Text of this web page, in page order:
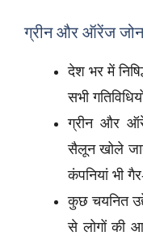
ग्रीन और ऑरेंज
देश भर में
सभी
ग्रीन और
सैलून खोले
कंपनियां भी
कुछ चयनित
से लोगों की